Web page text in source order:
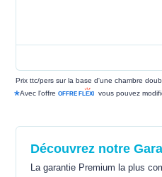
Prix ttc/pers sur la base d'une chambre
*Avec l'offre vous pouvez
Découvrez notre
La garantie Premium la plus